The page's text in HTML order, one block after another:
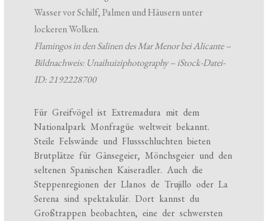
Flamingos in den Salinen des Mar Menor bei Alicante –
Bildnachweis: Unaihuiziphotography – iStock-Datei-
ID: 2192228700
Für Greifvögel ist Extremadura mit dem
Nationalpark Monfragüe weltweit bekannt.
Steile Felswände und Flussschluchten bieten
Brutplätze für Gänsegeier, Mönchsgeier und den
seltenen Spanischen Kaiseradler. Auch die
Steppenregionen der Llanos de Trujillo oder La
Serena sind spektakulär. Dort kannst du
Großtrappen beobachten, eine der schwersten